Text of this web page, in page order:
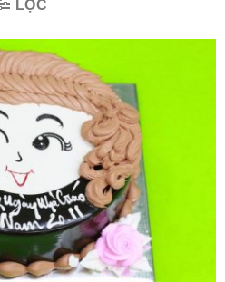
LỌC